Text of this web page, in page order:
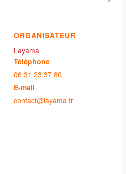
ORGANISATEUR
Layama
Téléphone
06 31 23 37 80
E-mail
contact@layama.fr